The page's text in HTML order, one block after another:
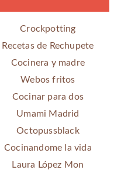
Crockpotting
Recetas de Rechupete
Cocinera y madre
Webos fritos
Cocinar para dos
Umami Madrid
Octopussblack
Cocinandome la vida
Laura López Mon